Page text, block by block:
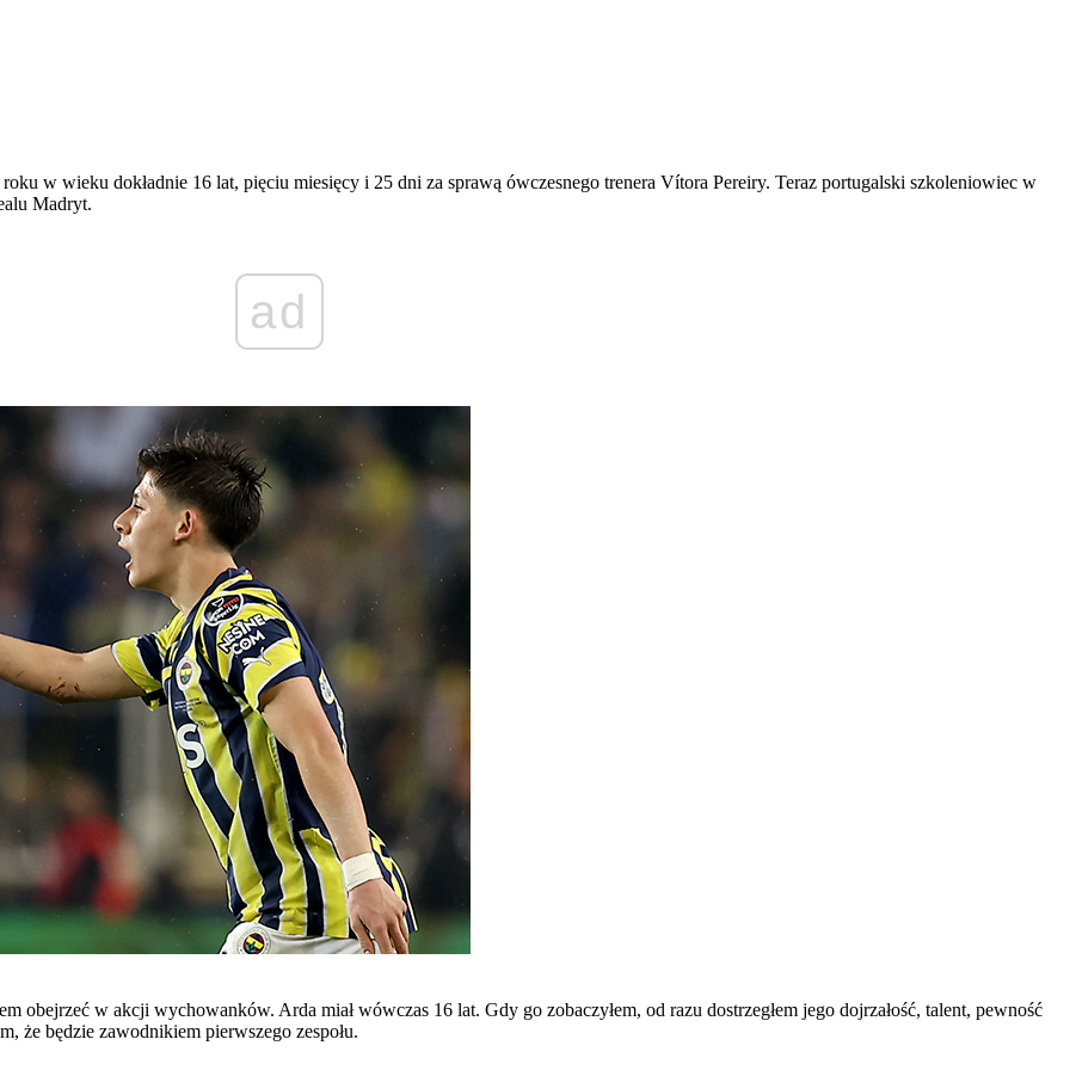
w wieku dokładnie 16 lat, pięciu miesięcy i 25 dni za sprawą ówczesnego trenera Vítora Pereiry. Teraz portugalski szkoleniowiec w
Madryt.
ad
obejrzeć w akcji wychowanków. Arda miał wówczas 16 lat. Gdy go zobaczyłem, od razu dostrzegłem jego dojrzałość, talent, pewność
że będzie zawodnikiem pierwszego zespołu.